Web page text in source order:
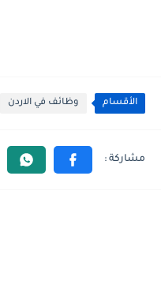
الأقسام وظائف في الاردن